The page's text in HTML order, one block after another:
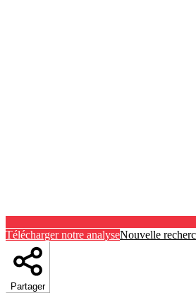
Télécharger notre analyseNouvelle
Partager